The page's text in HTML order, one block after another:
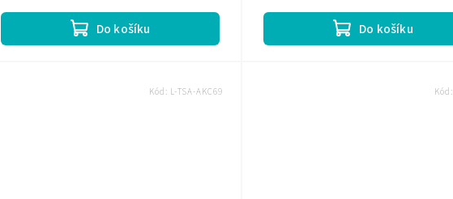
Do košíku Do košíku
Kód: L-TSA-AKC69 Kód: